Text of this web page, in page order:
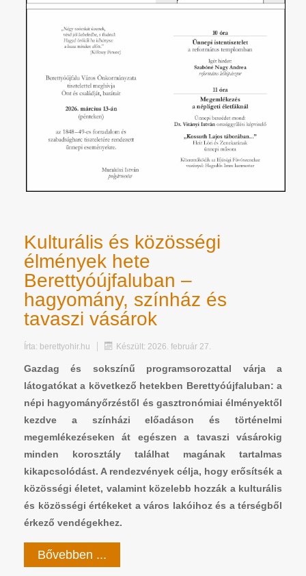
Kulturális és közösségi
élmények hete
Berettyóújfaluban –
hagyomány, színház és
tavaszi vásárok
Írta: berettyohir.hu Készült: 2026. február 27.
Gazdag és sokszínű programsorozattal várja a
látogatókat a következő hetekben Berettyóújfaluban: a
népi hagyományőrzéstől és gasztronómiai élményektől
kezdve a színházi előadáson és történelmi
megemlékezéseken át egészen a tavaszi vásárokig
minden korosztály találhat magának tartalmas
kikapcsolódást. A rendezvények célja, hogy erősítsék a
közösségi életet, valamint közelebb hozzák a kulturális
és közösségi értékeket a város lakóihoz és a térségből
érkező vendégekhez.
Bővebben ...